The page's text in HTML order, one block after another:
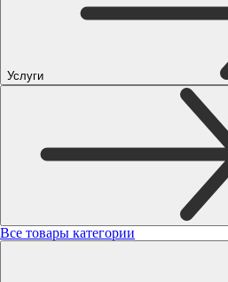
Услуги
Все товары категории